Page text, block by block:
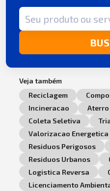
Termo de busca
Veja também
Reciclagem
Incineracao
Coleta Seletiva
Valorizacao Energetica
Residuos Perigosos
Residuos Urbanos
Logistica Reversa
Licenciamento